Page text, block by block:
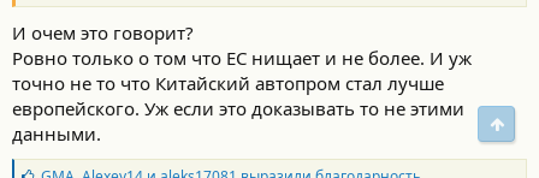
И очем это говорит?
Ровно только о том что ЕС нищает и не более. И уж
точно не то что Китайский автопром стал лучше
европейского. Уж если это доказывать то не этими
данными.